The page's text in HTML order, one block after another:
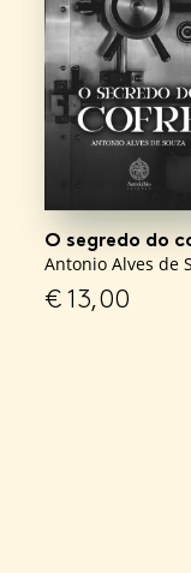
O segredo do
Antonio Alves de
€13,00